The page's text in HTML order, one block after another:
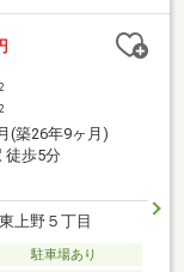
2
2
(築26年9ヶ月)
徒歩5分
上野５丁目
駐車場あり